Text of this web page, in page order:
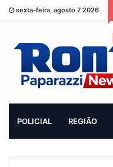
sexta-feira, agosto 7 2026
POLICIAL REGIÃO